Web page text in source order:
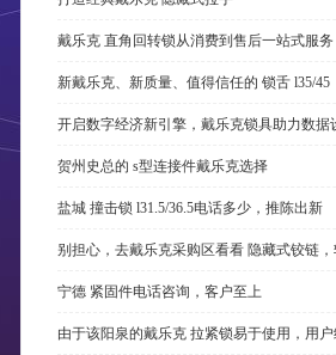
戴乐克 直角回转锁从消费到售后一站式服务
新戴乐克、新质量、值得信任的 锁舌 l35/45
开启数字经济新引擎，戴乐克锁具助力数据
贺州史总的 s型连接件戴乐克选择
盐城 撞击锁 l31.5/36.5电话多少，推陈出新
别担心，去戴乐克采购区看看 隐藏式铰链
宁德 紧固件电话咨询，客户至上
由于该阳泉的戴乐克 拉紧锁易于使用，用